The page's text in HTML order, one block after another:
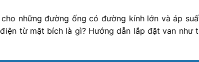
những đường ống có đường kính lớn và áp
từ mặt bích là gì? Hướng dẫn lắp đặt van